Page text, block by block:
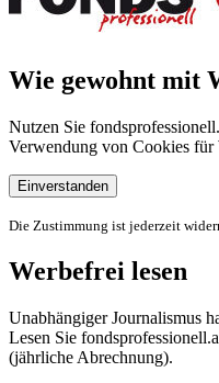
Wie gewohnt mit
Nutzen Sie
Verwendung von Cookies für
Einverstanden
Die Zustimmung ist jederzeit
Werbefrei lesen
Unabhängiger Journalismus
Lesen Sie
(jährliche Abrechnung).